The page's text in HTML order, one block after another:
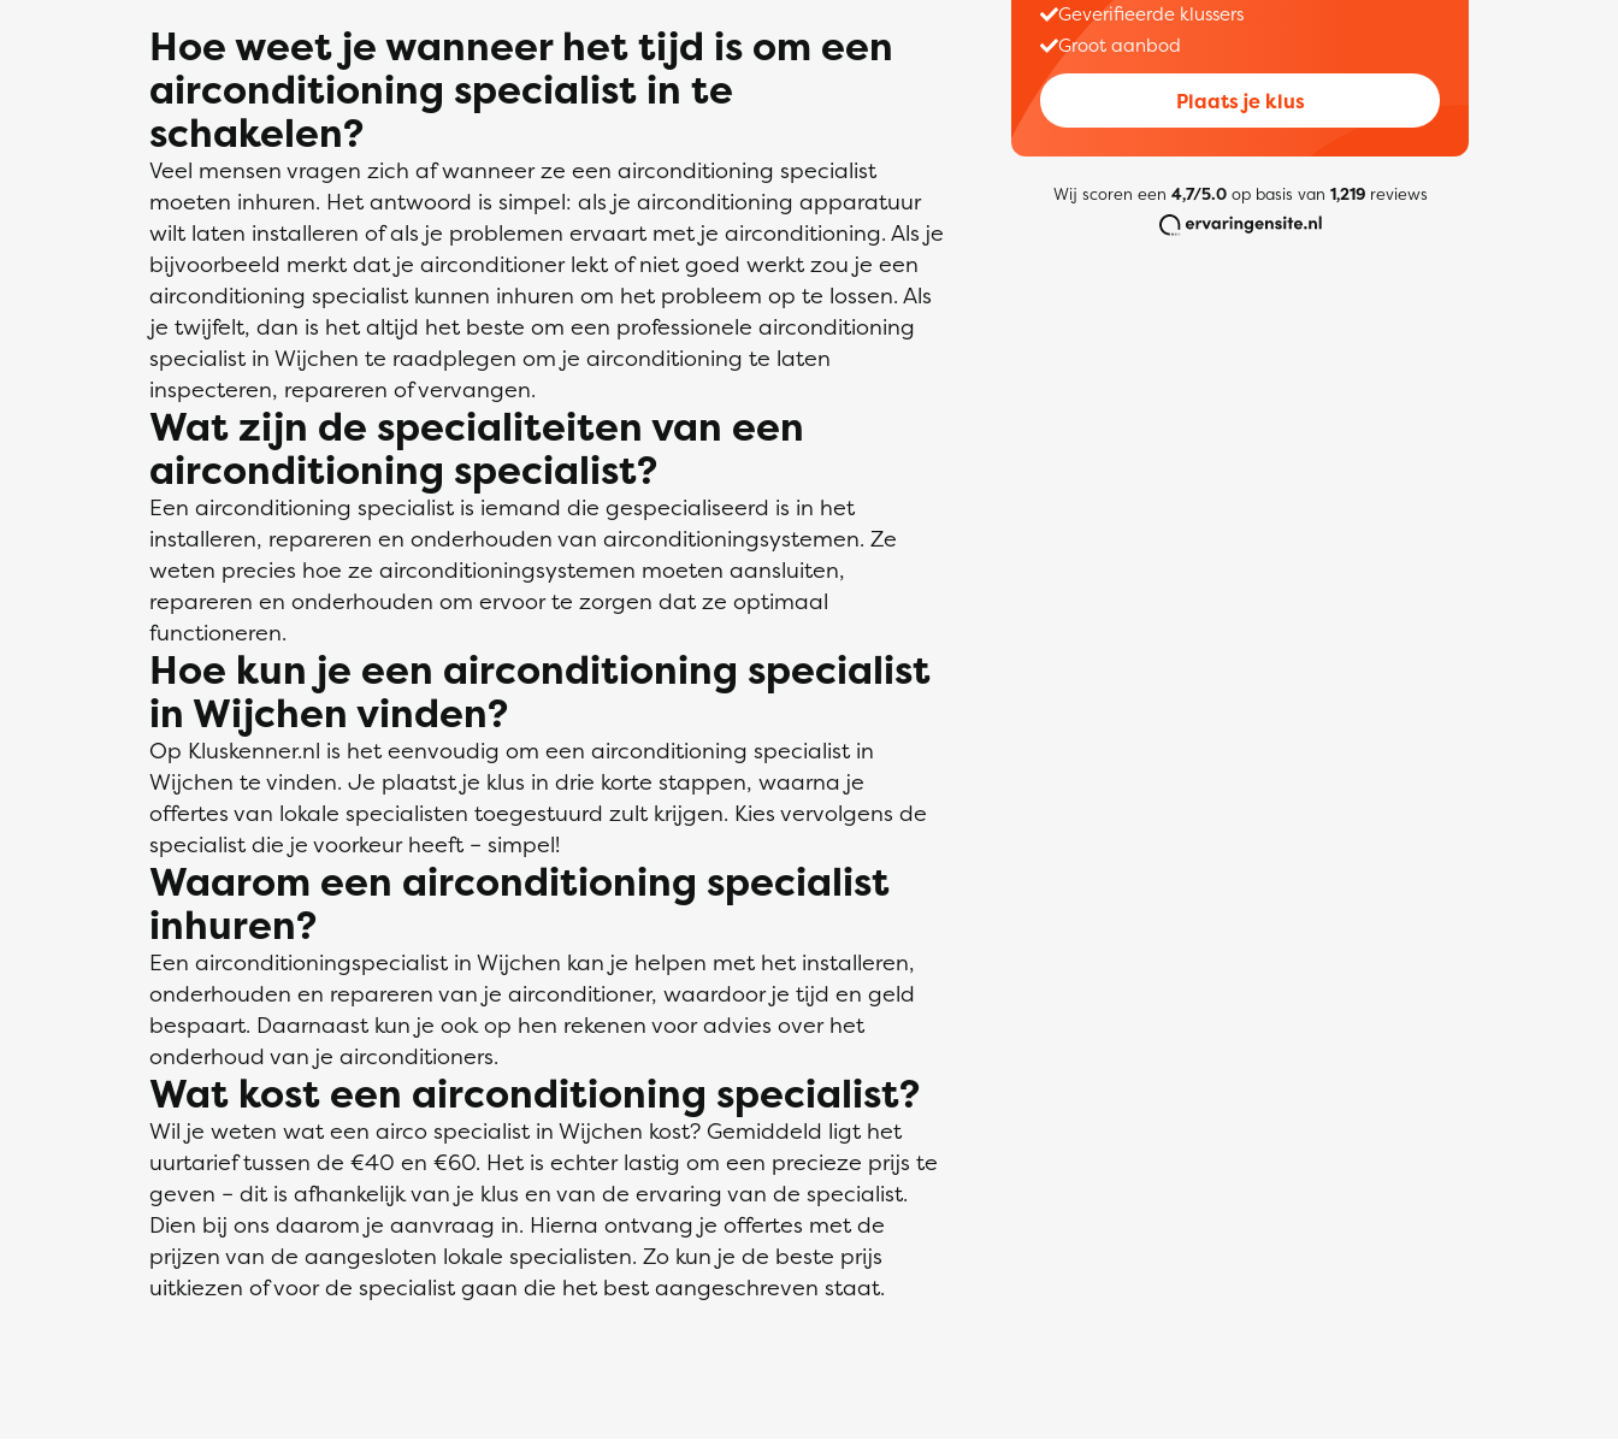
Hoe weet je wanneer het tijd is om een
airconditioning specialist in te
schakelen?
Veel mensen vragen zich af wanneer ze een airconditioning specialist
moeten inhuren. Het antwoord is simpel: als je airconditioning apparatuur
wilt laten installeren of als je problemen ervaart met je airconditioning. Als je
bijvoorbeeld merkt dat je airconditioner lekt of niet goed werkt zou je een
airconditioning specialist kunnen inhuren om het probleem op te lossen. Als
je twijfelt, dan is het altijd het beste om een professionele airconditioning
specialist in Wijchen te raadplegen om je airconditioning te laten
inspecteren, repareren of vervangen.
Wat zijn de specialiteiten van een
airconditioning specialist?
Een airconditioning specialist is iemand die gespecialiseerd is in het
installeren, repareren en onderhouden van airconditioningsystemen. Ze
weten precies hoe ze airconditioningsystemen moeten aansluiten,
repareren en onderhouden om ervoor te zorgen dat ze optimaal
functioneren.
Hoe kun je een airconditioning specialist
in Wijchen vinden?
Op Kluskenner.nl is het eenvoudig om een airconditioning specialist in
Wijchen te vinden. Je plaatst je klus in drie korte stappen, waarna je
offertes van lokale specialisten toegestuurd zult krijgen. Kies vervolgens de
specialist die je voorkeur heeft – simpel!
Waarom een airconditioning specialist
inhuren?
Een airconditioningspecialist in Wijchen kan je helpen met het installeren,
onderhouden en repareren van je airconditioner, waardoor je tijd en geld
bespaart. Daarnaast kun je ook op hen rekenen voor advies over het
onderhoud van je airconditioners.
Wat kost een airconditioning specialist?
Wil je weten wat een airco specialist in Wijchen kost? Gemiddeld ligt het
uurtarief tussen de €40 en €60. Het is echter lastig om een precieze prijs te
geven – dit is afhankelijk van je klus en van de ervaring van de specialist.
Dien bij ons daarom je aanvraag in. Hierna ontvang je offertes met de
prijzen van de aangesloten lokale specialisten. Zo kun je de beste prijs
uitkiezen of voor de specialist gaan die het best aangeschreven staat.
Geverifieerde klussers
Groot aanbod
Plaats je klus
Wij scoren een 4,7/5.0op basis van 1,219reviews